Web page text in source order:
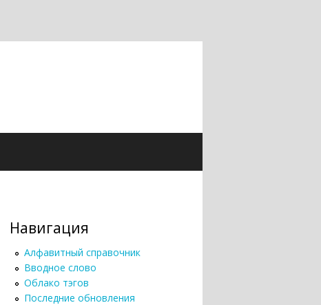
Навигация
Алфавитный справочник
Вводное слово
Облако тэгов
Последние обновления